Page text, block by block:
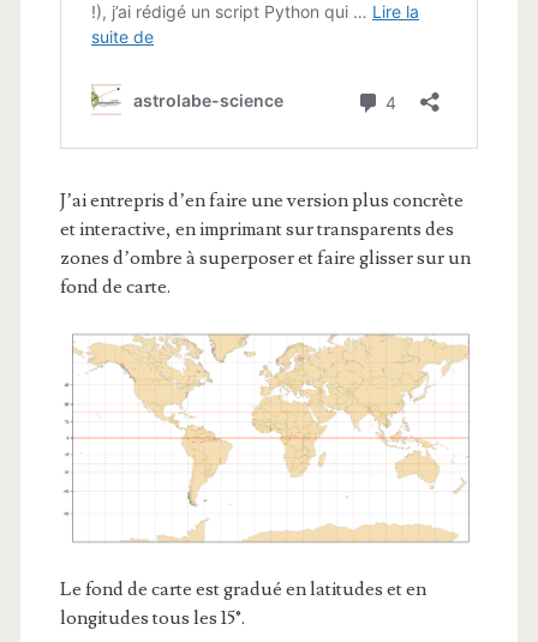
J’ai entrepris d’en faire une version plus concrète
et interactive, en imprimant sur transparents des
zones d’ombre à superposer et faire glisser sur un
fond de carte.
Le fond de carte est gradué en latitudes et en
longitudes tous les 15°.